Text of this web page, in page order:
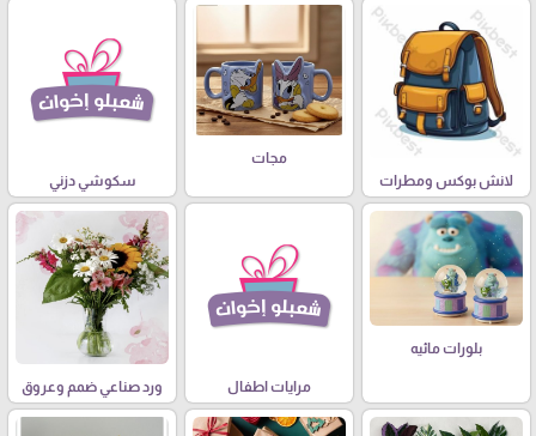
لانش بوكس ومطرات
مجات
سكوشي دزني
بلورات مائيه
مرايات اطفال ورد صناعي ضمم وعروق